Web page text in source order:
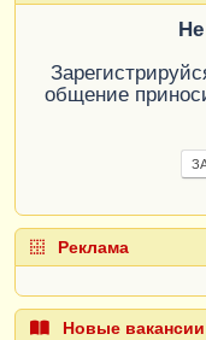
общение
Реклама
Новые вакансии